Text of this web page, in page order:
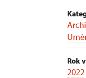
Rok
2022